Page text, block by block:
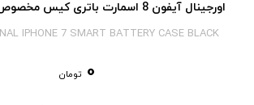
اورجینال آیفون 8 اسمارت باتری کیس مخصوص آیفون 7 مشکی
IPHONE 7 SMART BATTERY CASE BLACK
0 تومان